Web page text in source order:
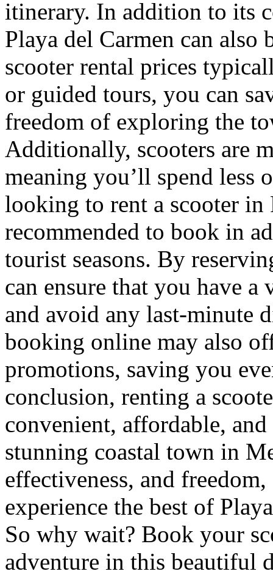
itinerary. In addition to its
Playa del Carmen can
scooter rental prices
or guided tours, you can
freedom of exploring the
Additionally, scooters are
meaning you’ll spend less
looking to rent a scooter in
recommended to book in
tourist seasons. By
can ensure that you have
and avoid any last-minute
booking online may also
promotions, saving you
conclusion, renting a
convenient, affordable,
stunning coastal town in
effectiveness, and
experience the best of
So why wait? Book your
adventure in this beautiful